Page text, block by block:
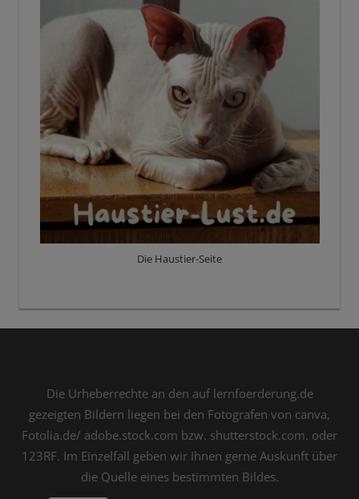
Die Haustier-Seite
Die Urheberrechte an den auf lernfoerderung.de
gezeigten Bildern liegen bei den Fotografen von canva,
Fotolia.de/ adobe.stock.com bzw. shutterstock.com. oder
123RF. Im Einzelfall geben wir Ihnen gerne Auskunft über
die Quelle eines bestimmten Bildes.